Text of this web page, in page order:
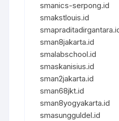
smanics-serpong.id
smakstlouis.id
sman8jakarta.id
smalabschool.id
smaskanisius.id
sman2jakarta.id
sman68jkt.id
sman8yogyakarta.id
smasungguldel.id